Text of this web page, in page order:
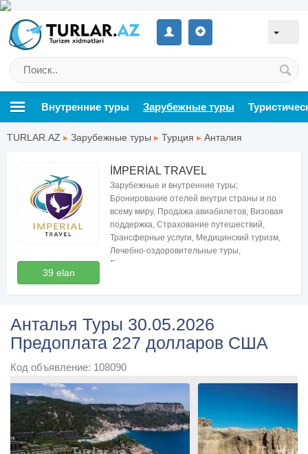
Внутренние туры Зарубежные туры
TURLAR.AZ ▸ Зарубежные туры ▸ Турция ▸ Анталия
39 elan
İMPERİAL TRAVEL
Зарубежные и внутренние туры;
Бронирование отелей внутри страны и по
всему миру, Продажа авиабилетов, Визовая
поддержка, Страхование путешествий,
Трансферные услуги, Медицинский туризм,
Лечебно-оздоровительные туры,
Бесплатные консультации по туризму
Анталья Туры 30.05.2026
Предоплата 227 долларов США
Код объявление: 108090